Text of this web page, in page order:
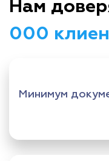
Нам
000
Минимум